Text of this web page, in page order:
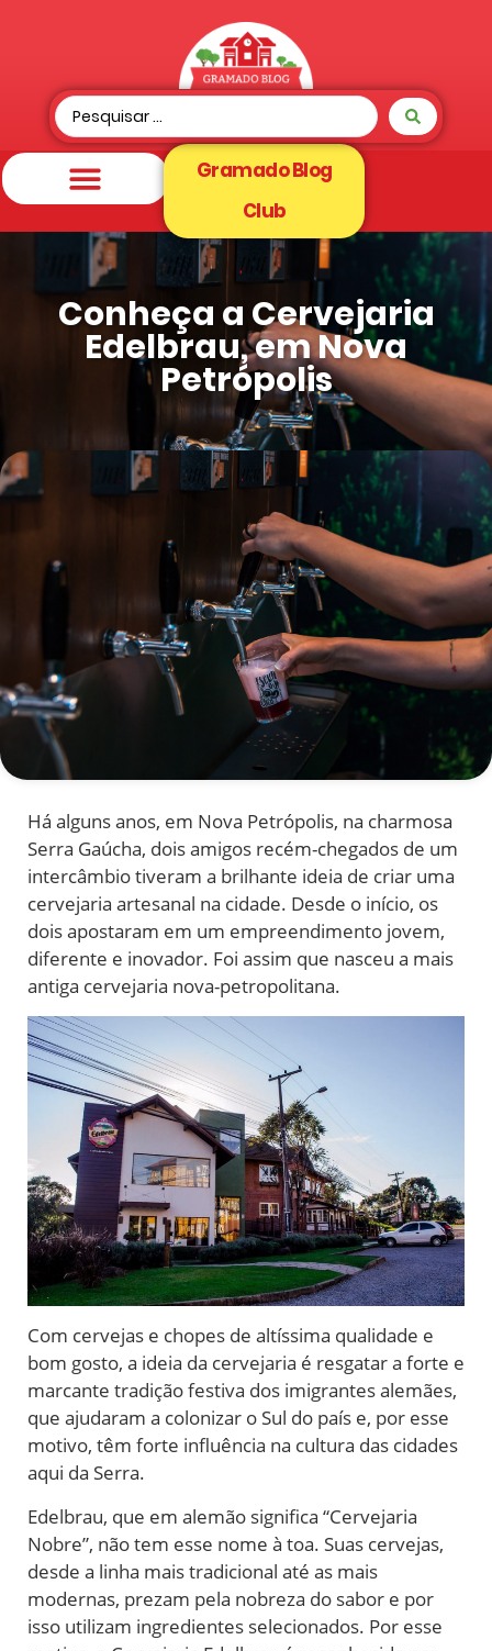
Gramado Blog
Club
Conheça a Cervejaria
Edelbrau, em Nova
Petrópolis
Há alguns anos, em Nova Petrópolis, na charmosa
Serra Gaúcha, dois amigos recém-chegados de um
intercâmbio tiveram a brilhante ideia de criar uma
cervejaria artesanal na cidade. Desde o início, os
dois apostaram em um empreendimento jovem,
diferente e inovador. Foi assim que nasceu a mais
antiga cervejaria nova-petropolitana.
Com cervejas e chopes de altíssima qualidade e
bom gosto, a ideia da cervejaria é resgatar a forte e
marcante tradição festiva dos imigrantes alemães,
que ajudaram a colonizar o Sul do país e, por esse
motivo, têm forte influência na cultura das cidades
aqui da Serra.
Edelbrau, que em alemão significa “Cervejaria
Nobre”, não tem esse nome à toa. Suas cervejas,
desde a linha mais tradicional até as mais
modernas, prezam pela nobreza do sabor e por
isso utilizam ingredientes selecionados. Por esse